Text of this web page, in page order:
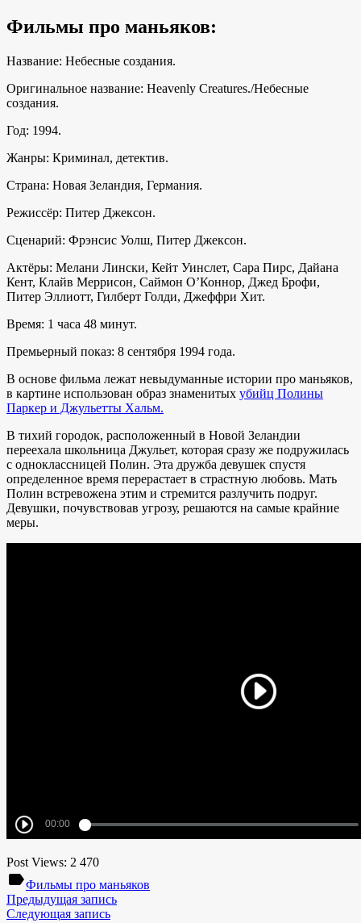
Фильмы про маньяков:
Название: Небесные создания.
Оригинальное название: Heavenly Creatures./Небесные
создания.
Год: 1994.
Жанры: Криминал, детектив.
Страна: Новая Зеландия, Германия.
Режиссёр: Питер Джексон.
Сценарий: Фрэнсис Уолш, Питер Джексон.
Актёры: Мелани Лински, Кейт Уинслет, Сара Пирс, Дайана
Кент, Клайв Меррисон, Саймон О’Коннор, Джед Брофи,
Питер Эллиотт, Гилберт Голди, Джеффри Хит.
Время: 1 часа 48 минут.
Премьерный показ: 8 сентября 1994 года.
В основе фильма лежат невыдуманные истории про маньяков,
в картине использован образ знаменитых убийц Полины
Паркер и Джульетты Хальм.
В тихий городок, расположенный в Новой Зеландии
переехала школьница Джульет, которая сразу же подружилась
с одноклассницей Полин. Эта дружба девушек спустя
определенное время перерастает в страстную любовь. Мать
Полин встревожена этим и стремится разлучить подруг.
Девушки, почувствовав угрозу, решаются на самые крайние
меры.
Post Views: 2 470
labelФильмы про маньяков
Предыдущая запись
Следующая запись